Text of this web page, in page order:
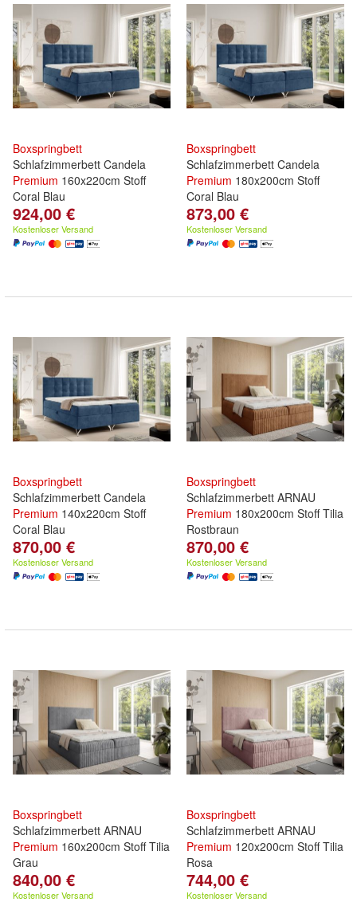
Boxspringbett
Schlafzimmerbett Candela
Premium 160x220cm Stoff
Coral Blau
924,00 €
Kostenloser Versand
Boxspringbett
Schlafzimmerbett Candela
Premium 180x200cm Stoff
Coral Blau
873,00 €
Kostenloser Versand
Boxspringbett
Schlafzimmerbett Candela
Premium 140x220cm Stoff
Coral Blau
870,00 €
Kostenloser Versand
Boxspringbett
Schlafzimmerbett ARNAU
Premium 180x200cm Stoff Tilia
Rostbraun
870,00 €
Kostenloser Versand
Boxspringbett
Schlafzimmerbett ARNAU
Premium 160x200cm Stoff Tilia
Grau
840,00 €
Kostenloser Versand
Boxspringbett
Schlafzimmerbett ARNAU
Premium 120x200cm Stoff Tilia
Rosa
744,00 €
Kostenloser Versand